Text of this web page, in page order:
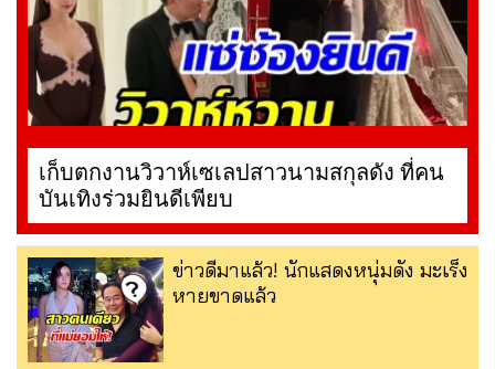
เก็บตกงานวิวาห์เซเลปสาวนามสกุลดัง ที่คน
บันเทิงร่วมยินดีเพียบ
ข่าวดีมาแล้ว! นักแสดงหนุ่มดัง มะเร็ง
หายขาดแล้ว